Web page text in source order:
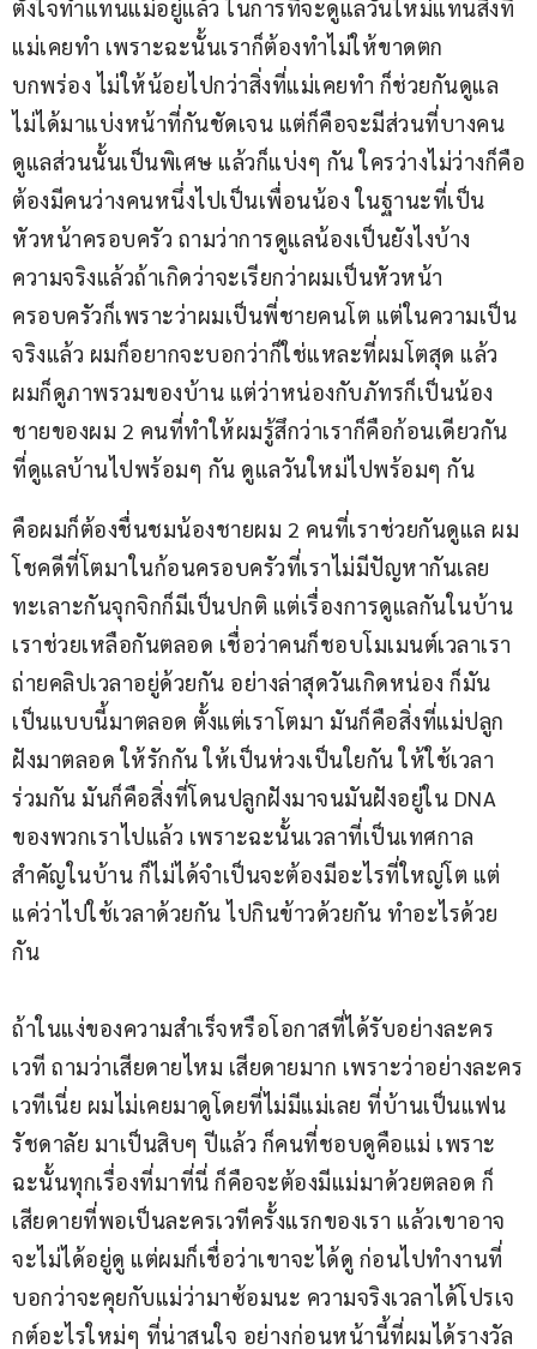
ตั้งใจทำแทนแม่อยู่แล้ว ในการที่จะดูแลวันใหม่แทนสิ่งที่
แม่เคยทำ เพราะฉะนั้นเราก็ต้องทำไม่ให้ขาดตก
บกพร่อง ไม่ให้น้อยไปกว่าสิ่งที่แม่เคยทำ ก็ช่วยกันดูแล
ไม่ได้มาแบ่งหน้าที่กันชัดเจน แต่ก็คือจะมีส่วนที่บางคน
ดูแลส่วนนั้นเป็นพิเศษ แล้วก็แบ่งๆ กัน ใครว่างไม่ว่างก็คือ
ต้องมีคนว่างคนหนึ่งไปเป็นเพื่อนน้อง ในฐานะที่เป็น
หัวหน้าครอบครัว ถามว่าการดูแลน้องเป็นยังไงบ้าง
ความจริงแล้วถ้าเกิดว่าจะเรียกว่าผมเป็นหัวหน้า
ครอบครัวก็เพราะว่าผมเป็นพี่ชายคนโต แต่ในความเป็น
จริงแล้ว ผมก็อยากจะบอกว่าก็ใช่แหละที่ผมโตสุด แล้ว
ผมก็ดูภาพรวมของบ้าน แต่ว่าหน่องกับภัทรก็เป็นน้อง
ชายของผม 2 คนที่ทำให้ผมรู้สึกว่าเราก็คือก้อนเดียวกัน
ที่ดูแลบ้านไปพร้อมๆ กัน ดูแลวันใหม่ไปพร้อมๆ กัน
คือผมก็ต้องชื่นชมน้องชายผม 2 คนที่เราช่วยกันดูแล ผม
โชคดีที่โตมาในก้อนครอบครัวที่เราไม่มีปัญหากันเลย
ทะเลาะกันจุกจิกก็มีเป็นปกติ แต่เรื่องการดูแลกันในบ้าน
เราช่วยเหลือกันตลอด เชื่อว่าคนก็ชอบโมเมนต์เวลาเรา
ถ่ายคลิปเวลาอยู่ด้วยกัน อย่างล่าสุดวันเกิดหน่อง ก็มัน
เป็นแบบนี้มาตลอด ตั้งแต่เราโตมา มันก็คือสิ่งที่แม่ปลูก
ฝังมาตลอด ให้รักกัน ให้เป็นห่วงเป็นใยกัน ให้ใช้เวลา
ร่วมกัน มันก็คือสิ่งที่โดนปลูกฝังมาจนมันฝังอยู่ใน DNA
ของพวกเราไปแล้ว เพราะฉะนั้นเวลาที่เป็นเทศกาล
สำคัญในบ้าน ก็ไม่ได้จำเป็นจะต้องมีอะไรที่ใหญ่โต แต่
แค่ว่าไปใช้เวลาด้วยกัน ไปกินข้าวด้วยกัน ทำอะไรด้วย
กัน
ถ้าในแง่ของความสำเร็จหรือโอกาสที่ได้รับอย่างละคร
เวที ถามว่าเสียดายไหม เสียดายมาก เพราะว่าอย่างละคร
เวทีเนี่ย ผมไม่เคยมาดูโดยที่ไม่มีแม่เลย ที่บ้านเป็นแฟน
รัชดาลัย มาเป็นสิบๆ ปีแล้ว ก็คนที่ชอบดูคือแม่ เพราะ
ฉะนั้นทุกเรื่องที่มาที่นี่ ก็คือจะต้องมีแม่มาด้วยตลอด ก็
เสียดายที่พอเป็นละครเวทีครั้งแรกของเรา แล้วเขาอาจ
จะไม่ได้อยู่ดู แต่ผมก็เชื่อว่าเขาจะได้ดู ก่อนไปทำงานที่
บอกว่าจะคุยกับแม่ว่ามาซ้อมนะ ความจริงเวลาได้โปรเจ
กต์อะไรใหม่ๆ ที่น่าสนใจ อย่างก่อนหน้านี้ที่ผมได้รางวัล